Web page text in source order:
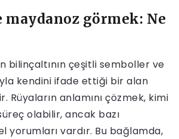
maydanoz görmek: Ne
bilinçaltının çeşitli semboller ve
kendini ifade ettiği bir alan
Rüyaların anlamını çözmek, kimi
olabilir, ancak bazı
yorumları vardır. Bu bağlamda,